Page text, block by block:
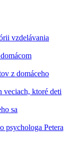
vzdelávania
z domáceho
veciach, ktoré deti
sa
psychologa Petera